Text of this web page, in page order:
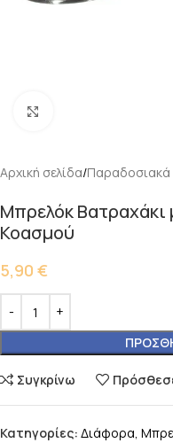
Αρχική σελίδα Παραδοσιακά
Μπρελόκ
Κοασμού
5,90 €
Συγκρίνω
Κατηγορίες: Διάφορα,